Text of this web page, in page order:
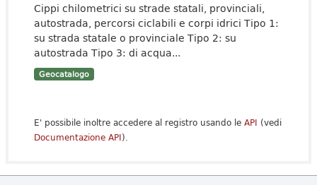
Cippi chilometrici su strade statali, provinciali,
autostrada, percorsi ciclabili e corpi idrici Tipo 1:
su strada statale o provinciale Tipo 2: su
autostrada Tipo 3: di acqua...
Geocatalogo
E' possibile inoltre accedere al registro usando le API (vedi
Documentazione API).